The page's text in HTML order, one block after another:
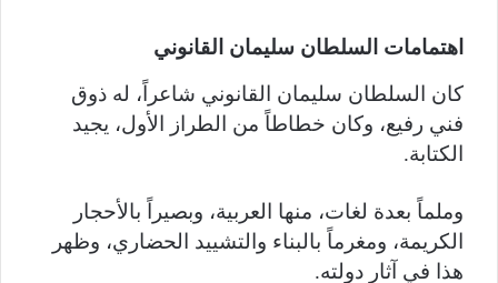
اهتمامات السلطان سليمان القانوني
كان السلطان سليمان القانوني شاعراً، له ذوق
فني رفيع، وكان خطاطاً من الطراز الأول، يجيد
الكتابة.
وملماً بعدة لغات، منها العربية، وبصيراً بالأحجار
الكريمة، ومغرماً بالبناء والتشييد الحضاري، وظهر
هذا في آثار دولته.